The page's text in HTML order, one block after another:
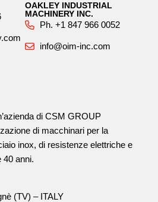
OAKLEY INDUSTRIAL
MACHINERY INC.
Ph. +1 847 966 0052
info@oim-inc.com
di CSM GROUP
di macchinari per la
inox, di resistenze elettriche e
40 anni.
(TV) – ITALY